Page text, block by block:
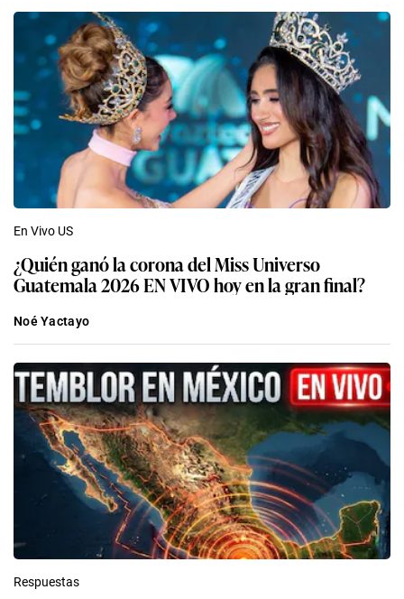
En Vivo US
¿Quién ganó la corona del Miss Universo
Guatemala 2026 EN VIVO hoy en la gran final?
Noé Yactayo
Respuestas